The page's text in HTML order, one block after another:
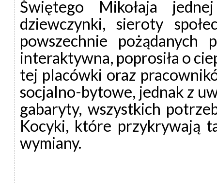
Świętego Mikołaja
dziewczynki, sieroty
powszechnie
interaktywna, poprosiła o
tej placówki oraz
socjalno-bytowe, jednak z
gabaryty, wszystkich
Kocyki, które przykrywają
wymiany.